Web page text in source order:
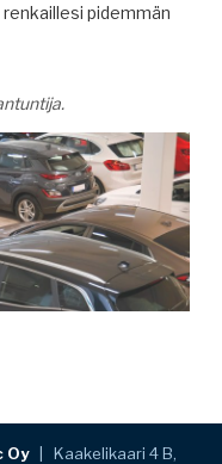
pidemmän
Oy| Kaakelikaari 4 B,